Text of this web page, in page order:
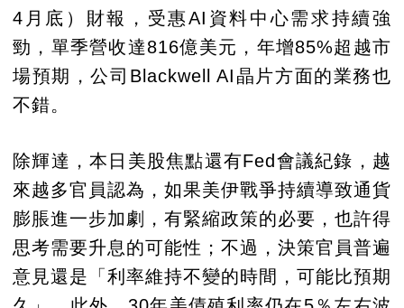
4月底）財報，受惠AI資料中心需求持續強
勁，單季營收達816億美元，年增85%超越市
場預期，公司Blackwell AI晶片方面的業務也
不錯。
除輝達，本日美股焦點還有Fed會議紀錄，越
來越多官員認為，如果美伊戰爭持續導致通貨
膨脹進一步加劇，有緊縮政策的必要，也許得
思考需要升息的可能性；不過，決策官員普遍
意見還是「利率維持不變的時間，可能比預期